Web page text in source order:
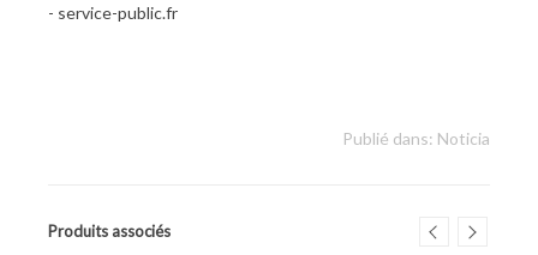
- service-public.fr
Publié dans: Noticia
Produits associés